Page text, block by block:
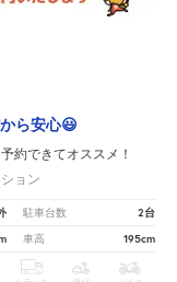
ら安心😃
予約できてオススメ！
ョン
駐車台数 2台
車高 195cm